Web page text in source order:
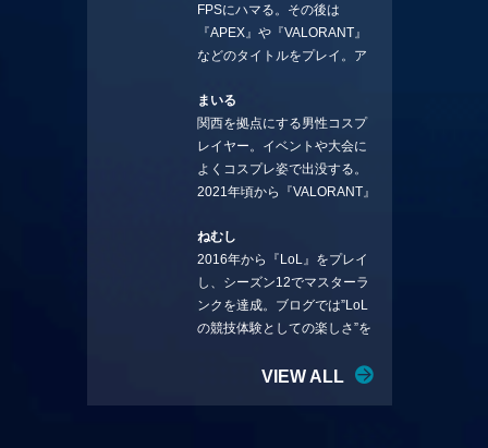
ことを言っていきます。X：
https://x.com/stormKUBO
YouTube：
rmKUBO
FPSにハマる。その後は
『APEX』や『VALORANT』
などのタイトルをプレイ。ア
BGMなどを手掛ける作曲家と
フリーランスのライターの二
足の草鞋を履いて幅広く活動
中。無類のラーメン好き！
Twitter:@ongakucas
まいる
関西を拠点にする男性コスプ
レイヤー。イベントや大会に
よくコスプレ姿で出没する。
2021年頃から『VALORANT』
続ける。現在の推しチームは
「CREST GAMING」。X：
@mlunias（Photo by
Subaru.F.）
ねむし
2016年から『LoL』をプレイ
し、シーズン12でマスターラ
ンクを達成。ブログでは”LoL
の競技体験としての楽しさ”を
リーを愛し、元ADCメイン
VIEW ALL